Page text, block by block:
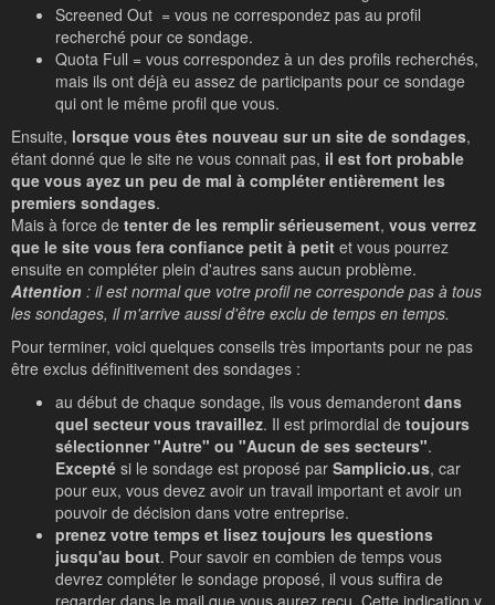
Screened Out = vous ne correspondez pas au profil
recherché pour ce sondage.
Quota Full = vous correspondez à un des profils recherchés,
mais ils ont déjà eu assez de participants pour ce sondage
qui ont le même profil que vous.
Ensuite, lorsque vous êtes nouveau sur un site de sondages,
étant donné que le site ne vous connait pas, il est fort probable
que vous ayez un peu de mal à compléter entièrement les
premiers sondages.
Mais à force de tenter de les remplir sérieusement, vous verrez
que le site vous fera confiance petit à petit et vous pourrez
ensuite en compléter plein d'autres sans aucun problème.
Attention : il est normal que votre profil ne corresponde pas à tous
les sondages, il m'arrive aussi d'être exclu de temps en temps.
Pour terminer, voici quelques conseils très importants pour ne pas
être exclus définitivement des sondages :
au début de chaque sondage, ils vous demanderont dans
quel secteur vous travaillez. Il est primordial de toujours
sélectionner "Autre" ou "Aucun de ses secteurs".
Excepté si le sondage est proposé par Samplicio.us, car
pour eux, vous devez avoir un travail important et avoir un
pouvoir de décision dans votre entreprise.
prenez votre temps et lisez toujours les questions
jusqu'au bout. Pour savoir en combien de temps vous
devrez compléter le sondage proposé, il vous suffira de
regarder dans le mail que vous aurez reçu. Cette indication y